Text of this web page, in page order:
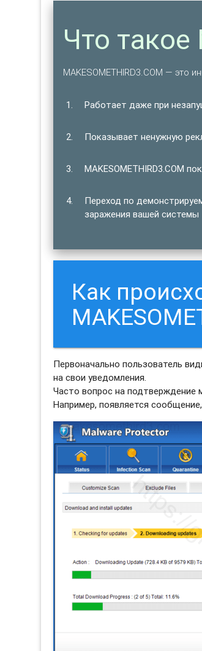
Что такое
MAKESOMETHIRD3.COM —
Работает даже при
Показывает ненужную
MAKESOMETHIRD3.COM
Переход по
заражения вашей системы
Как
Первоначально пользователь
на свои уведомления.
Часто вопрос на подтверждение
Например, появляется